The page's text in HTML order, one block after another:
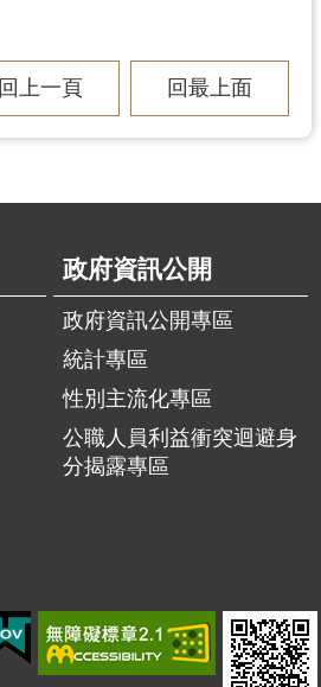
回上一頁 回最上面
政府資訊公開
政府資訊公開專區
統計專區
性別主流化專區
公職人員利益衝突迴避身
分揭露專區